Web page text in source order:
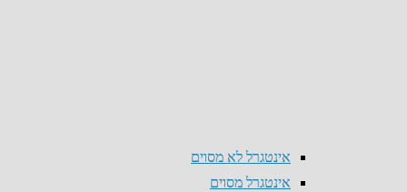
אינטגרל לא מסוים
אינטגרל מסוים